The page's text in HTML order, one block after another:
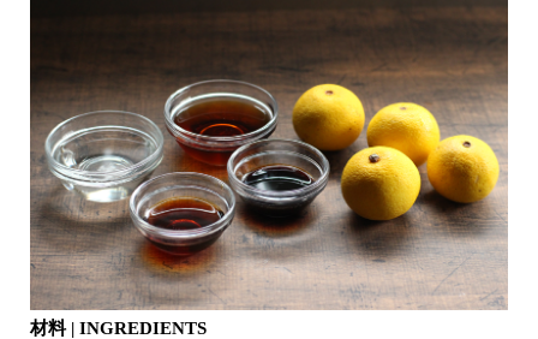
材料 | INGREDIENTS